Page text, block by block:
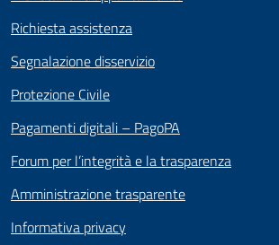
Richiesta assistenza
Segnalazione disservizio
Protezione Civile
Pagamenti digitali – PagoPA
Forum per l’integrità e la trasparenza
Amministrazione trasparente
Informativa privacy